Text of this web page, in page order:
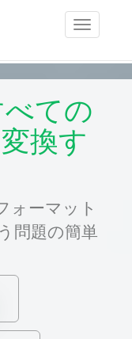
Toggle
ての
換す
ォーマット
問題の簡単